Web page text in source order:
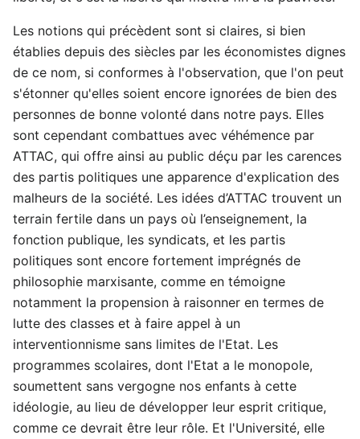
Les notions qui précèdent sont si claires, si bien
établies depuis des siècles par les économistes dignes
de ce nom, si conformes à l'observation, que l'on peut
s'étonner qu'elles soient encore ignorées de bien des
personnes de bonne volonté dans notre pays. Elles
sont cependant combattues avec véhémence par
ATTAC, qui offre ainsi au public déçu par les carences
des partis politiques une apparence d'explication des
malheurs de la société. Les idées d’ATTAC trouvent un
terrain fertile dans un pays où l’enseignement, la
fonction publique, les syndicats, et les partis
politiques sont encore fortement imprégnés de
philosophie marxisante, comme en témoigne
notamment la propension à raisonner en termes de
lutte des classes et à faire appel à un
interventionnisme sans limites de l'Etat. Les
programmes scolaires, dont l'Etat a le monopole,
soumettent sans vergogne nos enfants à cette
idéologie, au lieu de développer leur esprit critique,
comme ce devrait être leur rôle. Et l'Université, elle